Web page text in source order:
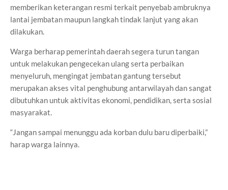
memberikan keterangan resmi terkait penyebab ambruknya
lantai jembatan maupun langkah tindak lanjut yang akan
dilakukan.
Warga berharap pemerintah daerah segera turun tangan
untuk melakukan pengecekan ulang serta perbaikan
menyeluruh, mengingat jembatan gantung tersebut
merupakan akses vital penghubung antarwilayah dan sangat
dibutuhkan untuk aktivitas ekonomi, pendidikan, serta sosial
masyarakat.
“Jangan sampai menunggu ada korban dulu baru diperbaiki,”
harap warga lainnya.